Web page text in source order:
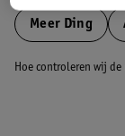
Meer Ding
Hoe controleren wij de